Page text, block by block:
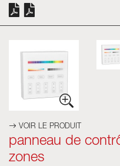
VOIR LE PRODUIT
panneau de
zones